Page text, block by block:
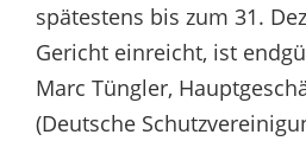
spätestens bis zum 31.
Gericht einreicht, ist
Marc Tüngler,
(Deutsche